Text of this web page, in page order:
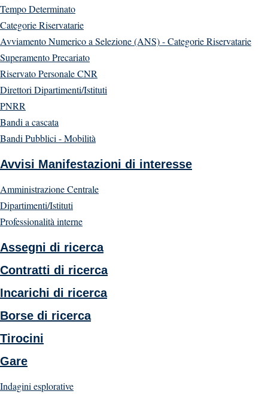
Tempo Determinato
Categorie Riservatarie
Avviamento Numerico a Selezione (ANS) - Categorie Riservatarie
Superamento Precariato
Riservato Personale CNR
Direttori Dipartimenti/Istituti
PNRR
Bandi a cascata
Bandi Pubblici - Mobilità
Avvisi Manifestazioni di interesse
Amministrazione Centrale
Dipartimenti/Istituti
Professionalità interne
Assegni di ricerca
Contratti di ricerca
Incarichi di ricerca
Borse di ricerca
Tirocini
Gare
Indagini esplorative